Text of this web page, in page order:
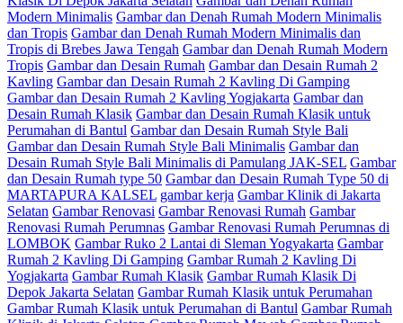
Modern Minimalis Gambar dan Denah Rumah Modern Minimalis
dan Tropis Gambar dan Denah Rumah Modern Minimalis dan
Tropis di Brebes Jawa Tengah Gambar dan Denah Rumah Modern
Tropis Gambar dan Desain Rumah Gambar dan Desain Rumah 2
Kavling Gambar dan Desain Rumah 2 Kavling Di Gamping
Gambar dan Desain Rumah 2 Kavling Yogjakarta Gambar dan
Desain Rumah Klasik Gambar dan Desain Rumah Klasik untuk
Perumahan di Bantul Gambar dan Desain Rumah Style Bali
Gambar dan Desain Rumah Style Bali Minimalis Gambar dan
Desain Rumah Style Bali Minimalis di Pamulang JAK-SEL Gambar
dan Desain Rumah type 50 Gambar dan Desain Rumah Type 50 di
MARTAPURA KALSEL gambar kerja Gambar Klinik di Jakarta
Selatan Gambar Renovasi Gambar Renovasi Rumah Gambar
Renovasi Rumah Perumnas Gambar Renovasi Rumah Perumnas di
LOMBOK Gambar Ruko 2 Lantai di Sleman Yogyakarta Gambar
Rumah 2 Kavling Di Gamping Gambar Rumah 2 Kavling Di
Yogjakarta Gambar Rumah Klasik Gambar Rumah Klasik Di
Depok Jakarta Selatan Gambar Rumah Klasik untuk Perumahan
Gambar Rumah Klasik untuk Perumahan di Bantul Gambar Rumah